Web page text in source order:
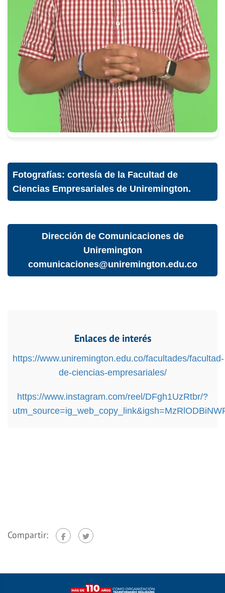
Fotografías: cortesía de la Facultad de
Ciencias Empresariales de Uniremington.
Dirección de Comunicaciones de
Uniremington
comunicaciones@uniremington.edu.co
Enlaces de interés
https://www.uniremington.edu.co/facultades/facultad-
de-ciencias-empresariales/
https://www.instagram.com/reel/DFgh1UzRtbr/?
Compartir: